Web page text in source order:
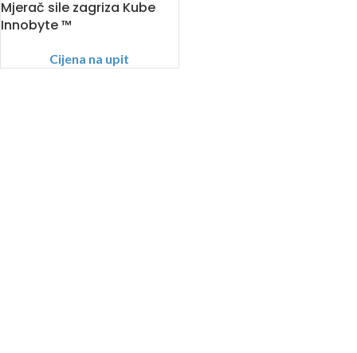
Mjerač sile zagriza Kube
Innobyte ™
Cijena na upit